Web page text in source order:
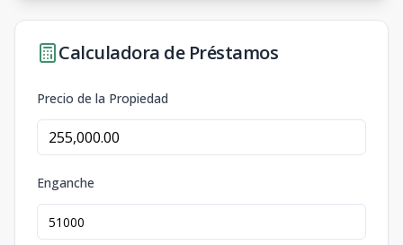
Calculadora de Préstamos
Precio de la Propiedad
Enganche